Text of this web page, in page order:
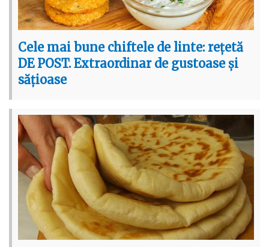
Cele mai bune chiftele de linte: rețetă
DE POST. Extraordinar de gustoase și
sățioase